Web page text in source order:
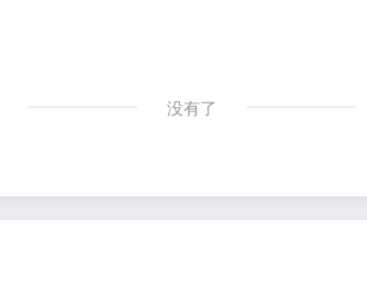
没有了